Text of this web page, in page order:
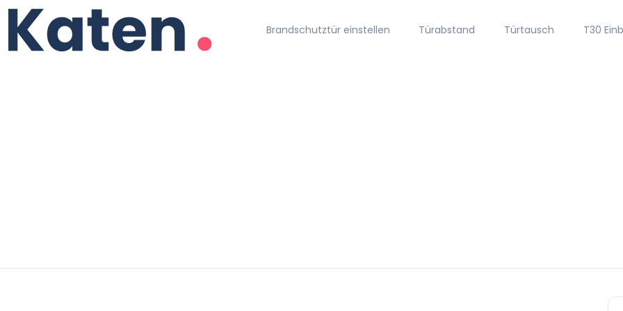
Brandschutztür einstellen Türabstand Türtausch T30